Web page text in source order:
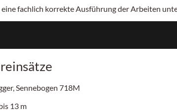
fachlich korrekte Ausführung der Arbeiten
Sennebogen 718M
13 m